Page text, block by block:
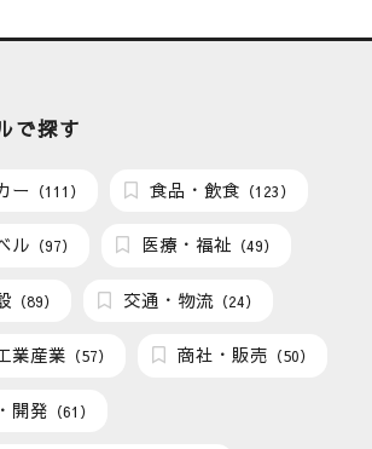
で探す
ー （111） 食品・飲食 （123）
ル （97） 医療・福祉 （49）
（89） 交通・物流 （24）
業産業 （57） 商社・販売 （50）
開発 （61）